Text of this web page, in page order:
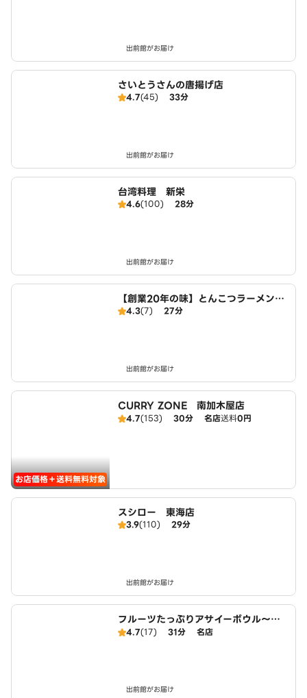
出前館がお届け
さいとうさんの唐揚げ店
4.7(45) 33分
出前館がお届け
台湾料理 新栄
4.6(100) 28分
出前館がお届け
【創業20年の味】とんこつラーメン・
つけ麺 麺屋たけぞう
4.3(7) 27分
出前館がお届け
お店価格＋送料無料対象
CURRY ZONE 南加木屋店
4.7(153) 30分 名店送料0円
スシロー 東海店
3.9(110) 29分
出前館がお届け
フルーツたっぷりアサイーボウル～ワ
イキキ・ボウルズ 東海店
4.7(17) 31分 名店
出前館がお届け